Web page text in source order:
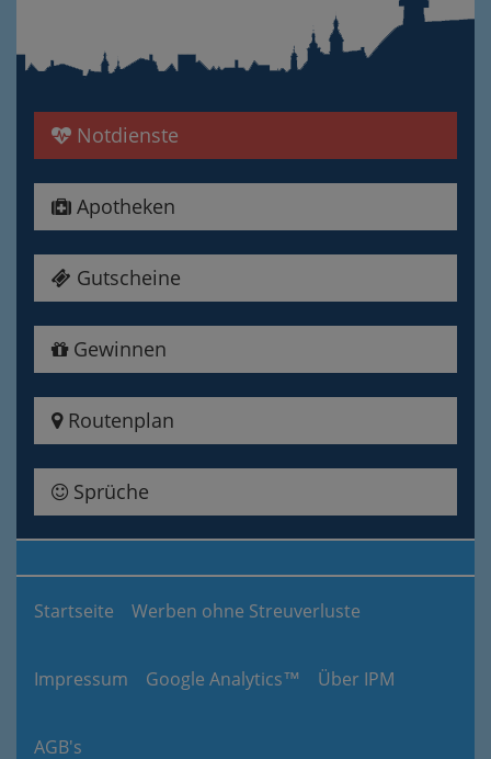
Notdienste
Apotheken
Gutscheine
Gewinnen
Routenplan
Sprüche
Startseite Werben ohne Streuverluste
Impressum Google Analytics™ Über IPM
AGB's